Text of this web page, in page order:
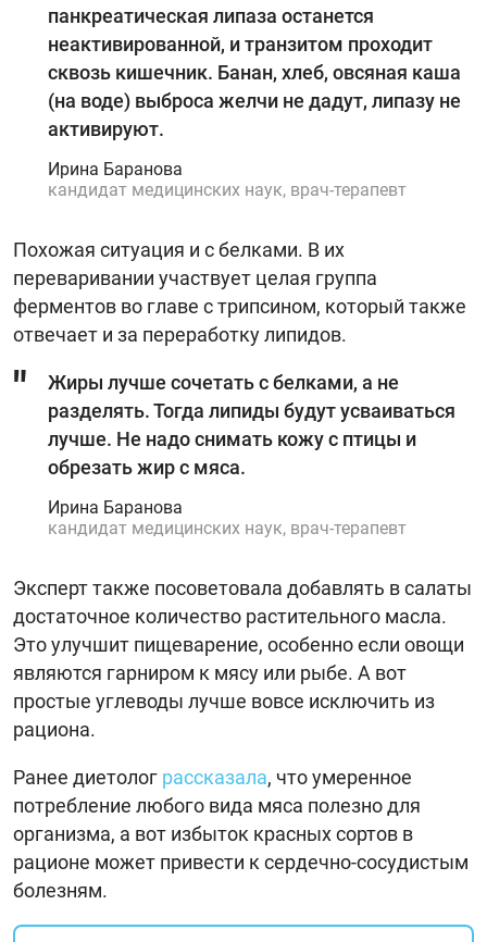
панкреатическая липаза останется
неактивированной, и транзитом проходит
сквозь кишечник. Банан, хлеб, овсяная каша
(на воде) выброса желчи не дадут, липазу не
активируют.
Ирина Баранова
кандидат медицинских наук, врач-терапевт
Похожая ситуация и с белками. В их
переваривании участвует целая группа
ферментов во главе с трипсином, который также
отвечает и за переработку липидов.
Жиры лучше сочетать с белками, а не
разделять. Тогда липиды будут усваиваться
лучше. Не надо снимать кожу с птицы и
обрезать жир с мяса.
Ирина Баранова
кандидат медицинских наук, врач-терапевт
Эксперт также посоветовала добавлять в салаты
достаточное количество растительного масла.
Это улучшит пищеварение, особенно если овощи
являются гарниром к мясу или рыбе. А вот
простые углеводы лучше вовсе исключить из
рациона.
Ранее диетолог рассказала, что умеренное
потребление любого вида мяса полезно для
организма, а вот избыток красных сортов в
рационе может привести к сердечно-сосудистым
болезням.